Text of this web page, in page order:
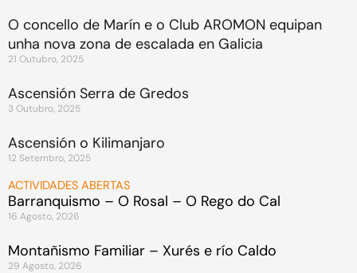
O concello de Marín e o Club AROMON equipan
unha nova zona de escalada en Galicia
21 Outubro, 2025
Ascensión Serra de Gredos
3 Outubro, 2025
Ascensión o Kilimanjaro
12 Setembro, 2025
ACTIVIDADES ABERTAS
Barranquismo – O Rosal – O Rego do Cal
16 Agosto, 2026
Montañismo Familiar – Xurés e río Caldo
29 Agosto, 2026